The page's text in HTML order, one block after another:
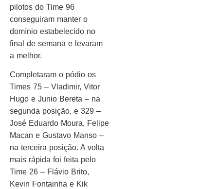
pilotos do Time 96
conseguiram manter o
domínio estabelecido no
final de semana e levaram
a melhor.
Completaram o pódio os
Times 75 – Vladimir, Vitor
Hugo e Junio Bereta – na
segunda posição, e 329 –
José Eduardo Moura, Felipe
Macan e Gustavo Manso –
na terceira posição. A volta
mais rápida foi feita pelo
Time 26 – Flávio Brito,
Kevin Fontainha e Kik